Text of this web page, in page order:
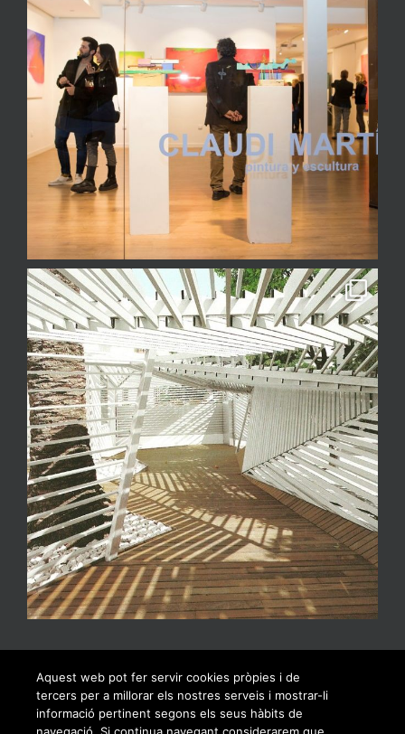
Aquest web pot fer servir cookies pròpies i de
tercers per a millorar els nostres serveis i mostrar-li
informació pertinent segons els seus hàbits de